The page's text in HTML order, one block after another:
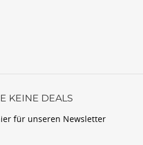
KEINE DEALS
für unseren Newsletter